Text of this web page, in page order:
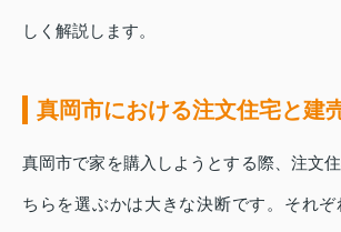
しく解説します。
真岡市における注文住宅と建
真岡市で家を購入しようとする際、注文
ちらを選ぶかは大きな決断です。それぞ